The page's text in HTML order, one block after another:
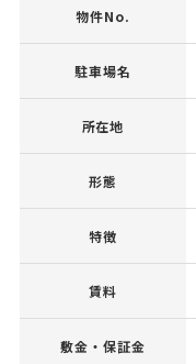
物件No.
駐車場名
所在地
形態
特徴
賃料
敷金・保証金